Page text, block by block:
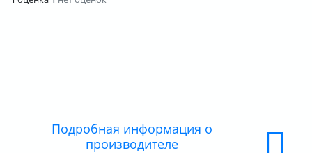
Подробная информация о
производителе